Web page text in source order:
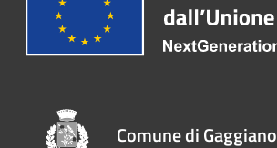
Comune di Gaggiano